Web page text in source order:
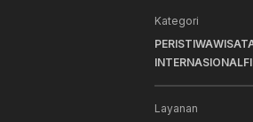
Kategori
PERISTIWA
INTERNASIONAL
Layanan